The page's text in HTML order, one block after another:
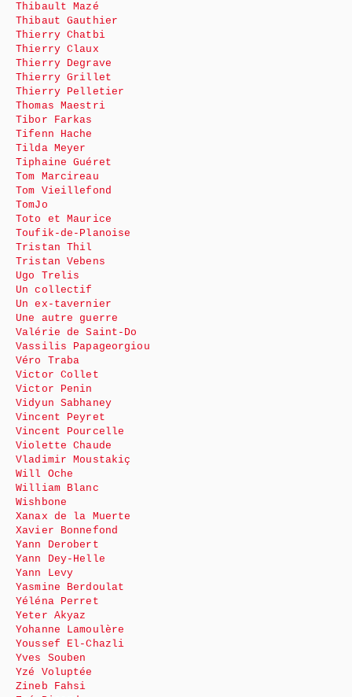
Thibault Mazé
Thibaut Gauthier
Thierry Chatbi
Thierry Claux
Thierry Degrave
Thierry Grillet
Thierry Pelletier
Thomas Maestri
Tibor Farkas
Tifenn Hache
Tilda Meyer
Tiphaine Guéret
Tom Marcireau
Tom Vieillefond
TomJo
Toto et Maurice
Toufik-de-Planoise
Tristan Thil
Tristan Vebens
Ugo Trelis
Un collectif
Un ex-tavernier
Une autre guerre
Valérie de Saint-Do
Vassilis Papageorgiou
Véro Traba
Victor Collet
Victor Penin
Vidyun Sabhaney
Vincent Peyret
Vincent Pourcelle
Violette Chaude
Vladimir Moustakiç
Will Oche
William Blanc
Wishbone
Xanax de la Muerte
Xavier Bonnefond
Yann Derobert
Yann Dey-Helle
Yann Levy
Yasmine Berdoulat
Yéléna Perret
Yeter Akyaz
Yohanne Lamoulère
Youssef El-Chazli
Yves Souben
Yzé Voluptée
Zineb Fahsi